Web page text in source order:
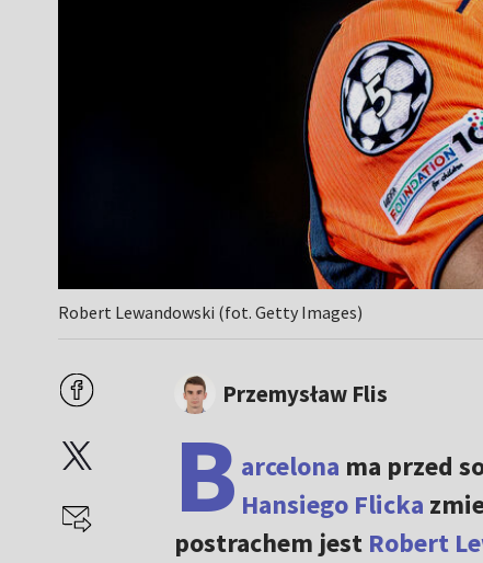
Robert Lewandowski (fot. Getty Images)
Przemysław Flis
B arcelona ma przed
Hansiego Flicka
postrachem jest Robert